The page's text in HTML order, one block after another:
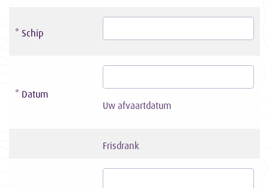
* Schip
* Datum
Uw afvaartdatum
Frisdrank